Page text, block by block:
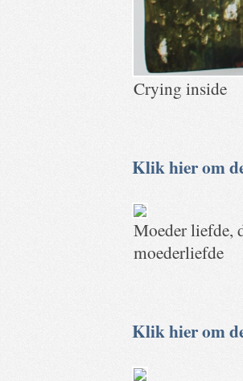
Crying inside
Klik hier om
Moeder liefde,
moederliefde
Klik hier om